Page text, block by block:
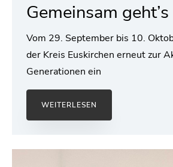
Gemeinsam
Vom 29. September bis 10.
der Kreis Euskirchen erneut zur
Generationen ein
WEITERLESEN